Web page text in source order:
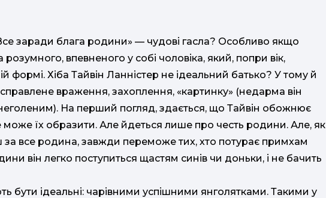
заради блага родини» — чудові гасла? Особливо якщо
розумного, впевненого у собі чоловіка, який, попри вік,
формі. Хіба Тайвін Ланністер не ідеальний батько? У тому й
враження, захоплення, «картинку» (недарма він
На перший погляд, здається, що Тайвін обожнює
може їх образити. Але йдеться лише про честь родини. Але, як
за все родина, завжди переможе тих, хто потурає примхам
він легко поступиться щастям синів чи доньки, і не бачить
бути ідеальні: чарівними успішними янголятками. Такими у